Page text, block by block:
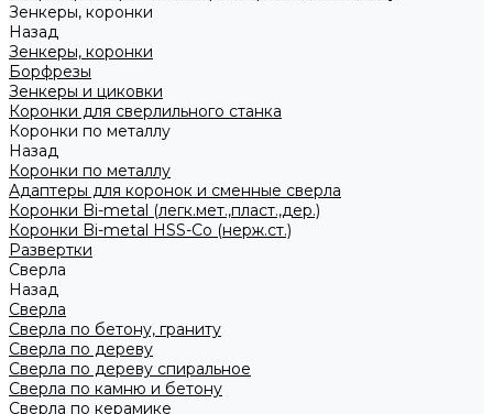
Зенкеры, коронки
Назад
Зенкеры, коронки
Борфрезы
Зенкеры и циковки
Коронки для сверлильного станка
Коронки по металлу
Назад
Коронки по металлу
Адаптеры для коронок и сменные сверла
Коронки Bi-metal (легк.мет.,пласт.,дер.)
Коронки Bi-metal HSS-Co (нерж.ст.)
Развертки
Сверла
Назад
Сверла
Сверла по бетону, граниту
Сверла по дереву
Сверла по дереву спиральное
Сверла по камню и бетону
Сверла по керамике